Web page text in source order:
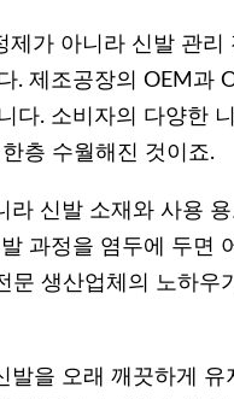
가 아니라 신발 관리
. 제조공장의 OEM과
다. 소비자의 다양한
층 수월해진 것이죠.
신발 소재와 사용
과정을 염두에 두면
문 생산업체의 노하우
을 오래 깨끗하게